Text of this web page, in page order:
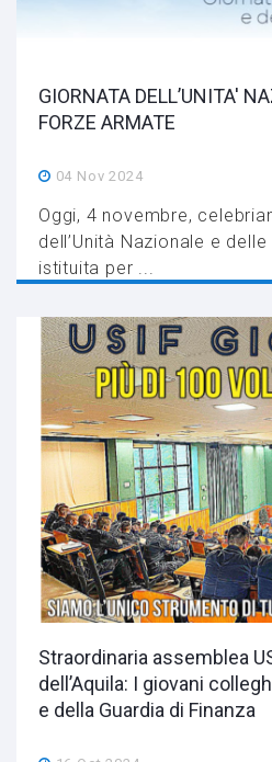
GIORNATA DELL’UNITA'
FORZE ARMATE
04 Nov 2024
Oggi, 4 novembre,
dell’Unità Nazionale e
istituita per ...
Straordinaria assemblea
dell’Aquila: I giovani
e della Guardia di Finanza